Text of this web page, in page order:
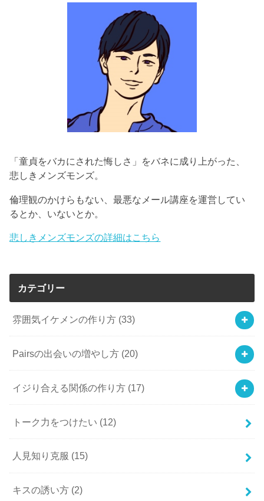
「童貞をバカにされた悔しさ」をバネに成り上がった、
悲しきメンズモンズ。
倫理観のかけらもない、最悪なメール講座を運営してい
るとか、いないとか。
悲しきメンズモンズの詳細はこちら
カテゴリー
雰囲気イケメンの作り方 (33)
Pairsの出会いの増やし方 (20)
イジり合える関係の作り方 (17)
トーク力をつけたい (12)
人見知り克服 (15)
キスの誘い方 (2)